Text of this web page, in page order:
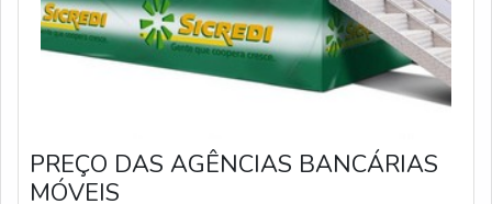
PREÇO DAS AGÊNCIAS BANCÁRIAS
MÓVEIS